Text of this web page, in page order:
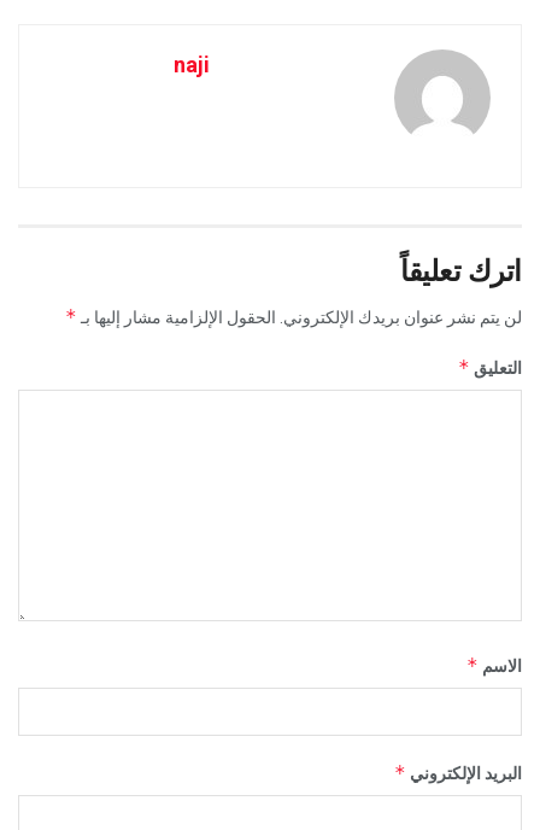
naji
اترك تعليقاً
لن يتم نشر عنوان بريدك الإلكتروني. الحقول الإلزامية مشار إليها بـ*
التعليق *
الاسم *
البريد الإلكتروني *